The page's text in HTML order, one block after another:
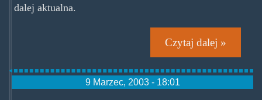
dalej aktualna.
Czytaj dalej »
9 Marzec, 2003 - 18:01